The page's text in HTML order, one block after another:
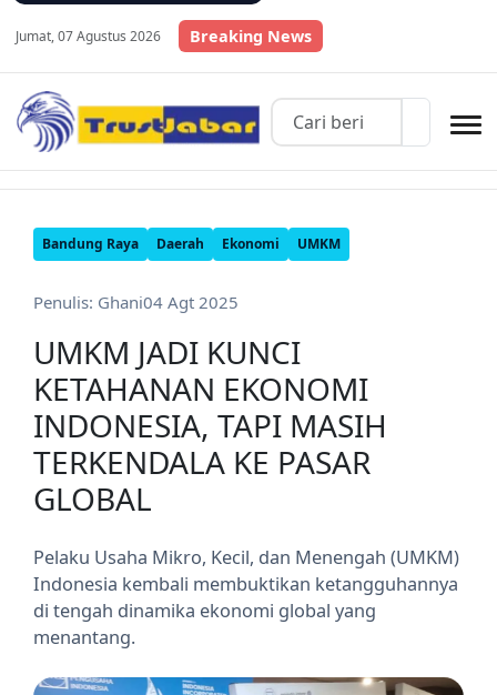
Jumat, 07 Agustus 2026 Breaking News
Bandung Raya Daerah Ekonomi UMKM
Penulis: Ghani04 Agt 2025
UMKM JADI KUNCI
KETAHANAN EKONOMI
INDONESIA, TAPI MASIH
TERKENDALA KE PASAR
GLOBAL
Pelaku Usaha Mikro, Kecil, dan Menengah (UMKM)
Indonesia kembali membuktikan ketangguhannya
di tengah dinamika ekonomi global yang
menantang.